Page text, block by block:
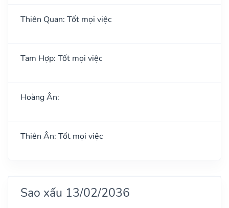
Thiên Quan: Tốt mọi việc
Tam Hợp: Tốt mọi việc
Hoàng Ân:
Thiên Ân: Tốt mọi việc
Sao xấu 13/02/2036